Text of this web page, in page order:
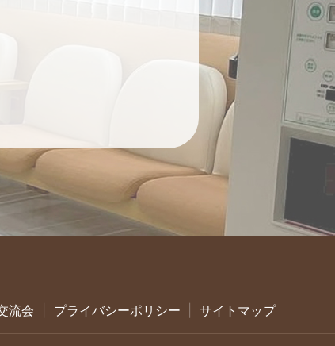
流会 プライバシーポリシー サイトマップ